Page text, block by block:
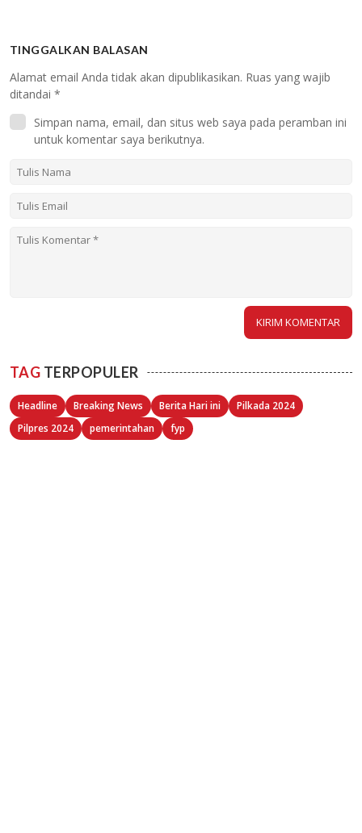
TINGGALKAN BALASAN
Alamat email Anda tidak akan dipublikasikan. Ruas yang wajib
ditandai *
Simpan nama, email, dan situs web saya pada peramban ini
untuk komentar saya berikutnya.
TAG TERPOPULER
Headline Breaking News Berita Hari ini
Pilkada 2024
Pilpres 2024
pemerintahan fyp